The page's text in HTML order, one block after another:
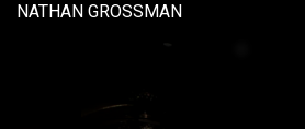
NATHAN GROSSMAN